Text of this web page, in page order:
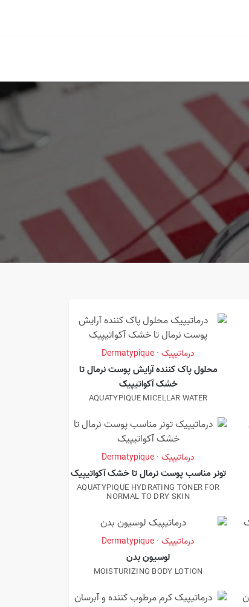
درماتیپیک · Dermatypique
محلول پاک کننده آرایش پوست نرمال تا
خشک آکواتیپیک
AQUATYPIQUE MICELLAR WATER
درماتیپیک · Dermatypique
تونر مناسب پوست نرمال تا خشک آکواتیپیک
AQUATYPIQUE HYDRATING TONER FOR
NORMAL TO DRY SKIN
درماتیپیک · Dermatypique
لوسیون بدن
MOISTURIZING BODY LOTION